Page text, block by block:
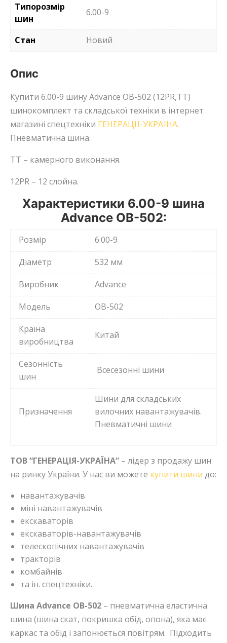
Типорозмір
шин
6.00-9
Стан Новий
Опис
Купити 6.00-9 шину Advance OB-502 (12PR,TT)
шинокомплект та складської техніки в інтернет
магазині спецтехніки ГЕНЕРАЦІЇ-УКРАЇНА.
Пневматична шина.
TT – камерного виконання.
12PR – 12 слойна.
Характеристики 6.00-9 шина
Advance OB-502:
Розмір
6.00-9
Діаметр
532 мм
Виробник
Advance
Модель
OB-502
Країна
виробництва
Китай
Сезонність
шин
Всесезонні шини
Призначення
Шини для складських
вилочних навантажувачів.
Пневматичні шини
ТОВ “ГЕНЕРАЦІЯ-УКРАЇНА” – лідер з продажу шин
на ринку України. У нас ви можете купити шини до:
навантажувачів
міні навантажувачів
екскаваторів
екскаваторів-навантажувачів
телескопічних навантажувачів
тракторів
комбайнів
та ін. спецтехніки.
Шина Advance OB-502 – пневматична еластична
шина (шина скат, покришка обід, опона), яка має
каркас та обід і запонюється повітрям. Підходить